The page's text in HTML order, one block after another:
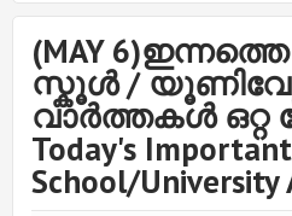
(MAY
സ്കൂൾ /
വാർത്തകൾ ഒറ്റ
Today's Important
School/University